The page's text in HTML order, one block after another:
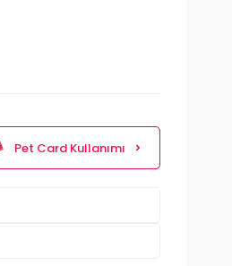
Pet Card Kullanımı